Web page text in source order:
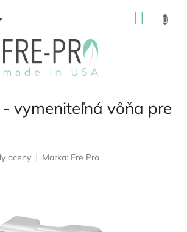
- vymeniteľná vôňa pre
oceny Marka: Fre Pro